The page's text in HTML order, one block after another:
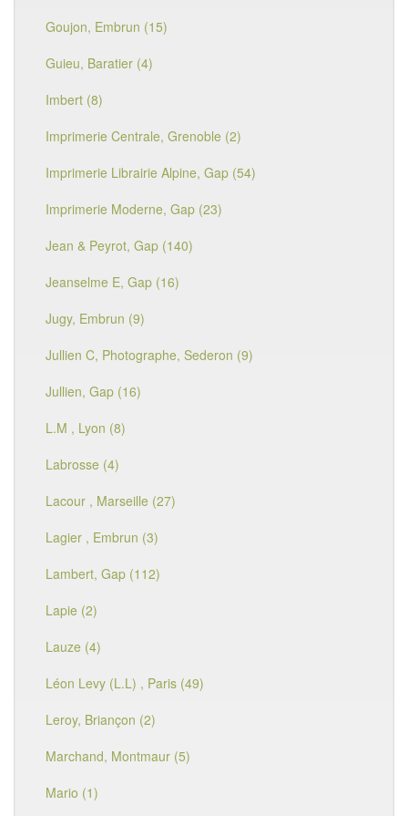
Goujon, Embrun (15)
Guieu, Baratier (4)
Imbert (8)
Imprimerie Centrale, Grenoble (2)
Imprimerie Librairie Alpine, Gap (54)
Imprimerie Moderne, Gap (23)
Jean & Peyrot, Gap (140)
Jeanselme E, Gap (16)
Jugy, Embrun (9)
Jullien C, Photographe, Sederon (9)
Jullien, Gap (16)
L.M , Lyon (8)
Labrosse (4)
Lacour , Marseille (27)
Lagier , Embrun (3)
Lambert, Gap (112)
Lapie (2)
Lauze (4)
Léon Levy (L.L) , Paris (49)
Leroy, Briançon (2)
Marchand, Montmaur (5)
Mario (1)